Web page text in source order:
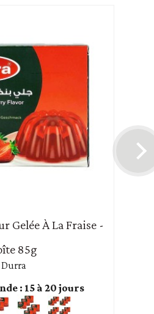
Gelée À La Fraise -
85g
Durra
: 15 à 20 jours